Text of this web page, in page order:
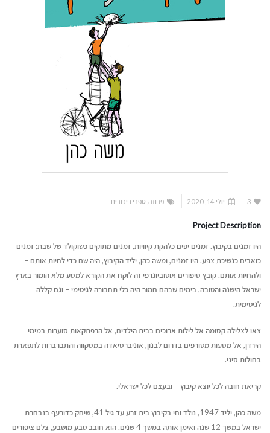
3 יולי 14, 2020 פרוזה ספרי ביכורים
Project Description
היו זמנים בקיבוץ. זמנים יפים כלהקת קיוויות, זמנים מתוקים כשוקולד של שבת; זמנים
כואבים כנשיכת צפע. היו זמנים, ומשה כהן, יליד הקיבוץ, היה שם כדי לחיות אותם –
ולהחיות אותם. קובץ סיפורים אוטוביוגרפי זה לוקח את הקורא למסע מלא הומור בארץ
ישראל הישנה והטובה, בימים שבהם חמור היה כלי תחבורה לגיטימי – וגם קללה
לגיטימית.
צאו לצלילה קסומה אל לילות ארוכים בבית הילדים, אל הרפתקאות סוערות במימי
הירדן, אל מסעות מטורפים בדרום לבנון, אוניברסיאדה במסקווה והתברברות לתפארת
בחולות סיני.
קריאת חובה לכל יוצא קיבוץ – ובעצם לכל ישראלי.
משה כהן, יליד 1947, נולד וחי בקיבוץ בית זרע עד גיל 41, שיחק כדורעף בנבחרת
ישראל במשך 12 שנה ואימן אותה במשך 4 שנים. הוא חובב טבע מושבע, צלם ציפורים